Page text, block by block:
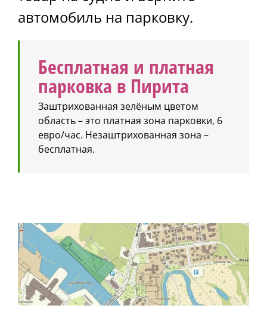
автомобиль на парковку.
Бесплатная и платная
парковка в Пирита
Заштрихованная зелёным цветом
область – это платная зона парковки, 6
евро/час. Незаштрихованная зона –
бесплатная.